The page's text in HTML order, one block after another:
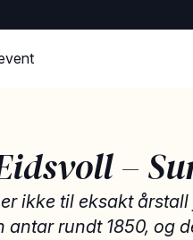
–
ikke til eksakt
antar rundt 1850, og